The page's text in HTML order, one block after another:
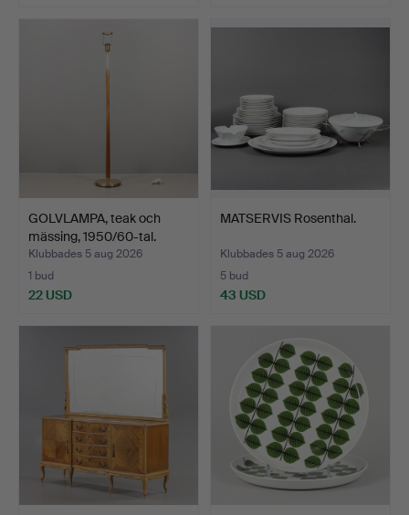
GOLVLAMPA, teak och
mässing, 1950/60-tal.
Klubbades 5 aug 2026
1 bud
22 USD
MATSERVIS Rosenthal.
Klubbades 5 aug 2026
5 bud
43 USD